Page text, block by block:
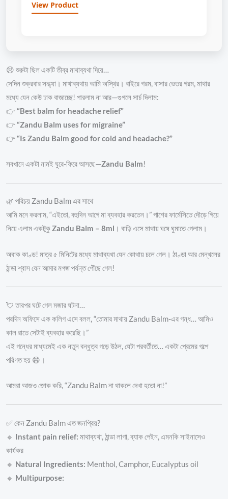
View Product
😣 শুরুটা ছিল একটি তীব্র মাথাব্যথা দিয়ে…
সেদিন শুক্রবার সন্ধ্যা। মাথাব্যথায় আমি অস্থির। বাইরে গরম, বাসার ভেতর গরম, মাথার
মধ্যে যেন কেউ ঢাক বাজাচ্ছে! পারলাম না আর—গুগলে সার্চ দিলাম:
👉 “Best balm for headache relief”
👉 “Zandu Balm uses for migraine”
👉 “Is Zandu Balm good for cold and headache?”
সবখানে একটা নামই ঘুরে-ফিরে আসছে—Zandu Balm!
🌿 পরিচয় Zandu Balm এর সাথে
আমি মনে করলাম, “এইতো, বহুদিন আগে মা ব্যবহার করতেন।” পাশের ফার্মেসিতে দৌড়ে গিয়ে
নিয়ে এলাম একটুকুZandu Balm – 8ml । বাড়ি এসে মাথায় ঘষে ঘুমাতে গেলাম।
অবাক কাণ্ড! মাত্র ৫ মিনিটের মধ্যে মাথাব্যথা যেন কোথায় চলে গেল। ঠাণ্ডা আর মেন্থলের
ঠান্ডা শ্বাস যেন আমার মগজ পর্যন্ত পৌঁছে গেল!
💘 তারপর ঘটে গেল মজার ঘটনা…
পরদিন অফিসে এক কলিগ এসে বলল, “তোমার মাথায় Zandu Balm-এর গন্ধ… আমিও
কাল রাতে সেটাই ব্যবহার করেছি।”
এই গন্ধের মাধ্যমেই এক নতুন বন্ধুত্ব গড়ে উঠল, যেটা পরবর্তীতে… একটা প্রেমের গল্পে
পরিণত হয় 😄।
আমরা আজও জোক করি, “Zandu Balm না থাকলে দেখা হতো না!”
✅ কেন Zandu Balm এত জনপ্রিয়?
🔹 Instant pain relief: মাথাব্যথা, ঠান্ডা লাগা, ব্যাক পেইন, এমনকি সাইনাসেও
কার্যকর
🔹 Natural Ingredients: Menthol, Camphor, Eucalyptus oil
🔹 Multipurpose: